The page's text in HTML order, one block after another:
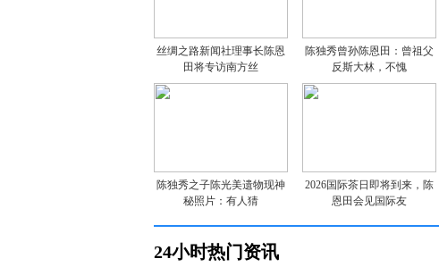
丝绸之路新闻社理事长陈恩
田将专访南方丝
陈独秀曾孙陈恩田：曾祖父
反斯大林，不愧
陈独秀之子陈光美遗物现神
秘照片：有人猜
2026国际茶日即将到来，陈
恩田会见国际友
24小时热门资讯